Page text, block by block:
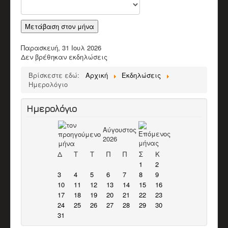
Παπαδάκης Μιχάλης (Πλακιανός)
Καπόκης Δημήτρης
Καντέρης Γεώργιος (Καντερογιώργης)
Κολιακουδάκης Νικος
Κουρκουνάκης Εμμανουήλ
Διάφορα Video
ΈΡΕΥΝΑ
Ερευνητικό υλικό
Άρθρα
ΕΚΠΑΙΔΕΥΤΙΚΌ ΈΡΓΟ
Δράσεις
Υλικό
ΥΠΟΣΤΗΡΙΚΤΈΣ ΣΥΛΛΌΓΟΥ
Μετάβαση στον μήνα
Παρασκευή, 31 Ιουλ 2026
Δεν βρέθηκαν εκδηλώσεις
Βρίσκεστε εδώ:
Αρχική
Εκδηλώσεις
Ημερολόγιο
Ημερολόγιο
Αύγουστος
2026
Δ
Τ Τ Π Π Σ
Κ
1
2
3
4 5 6 7 8
9
10
11 12 13 14 15
16
17
18 19 20 21 22
23
24
25 26 27 28 29
30
31